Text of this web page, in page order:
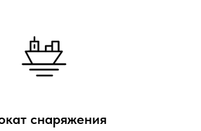
снаряжения